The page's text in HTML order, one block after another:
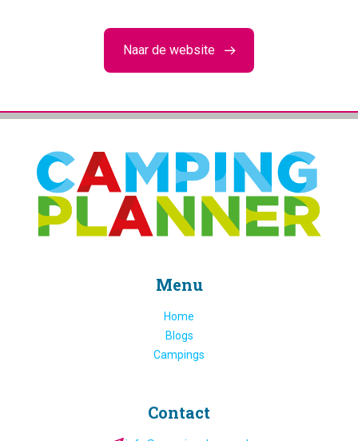
Naar de website
Menu
Home
Blogs
Campings
Contact